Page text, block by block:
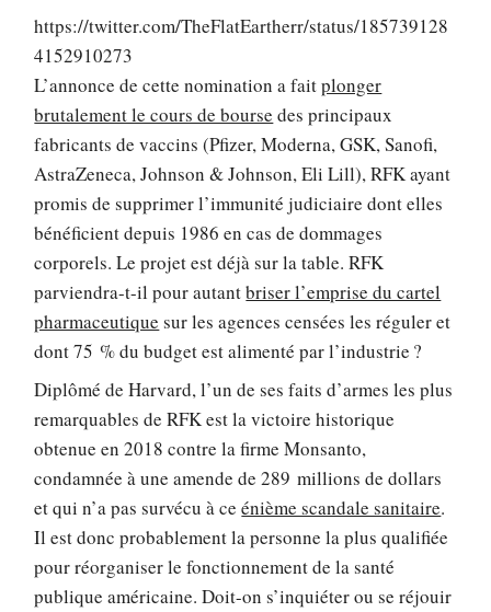
https://twitter.com/TheFlatEartherr/status/185739128
4152910273
L’annonce de cette nomination a faitplonger
brutalement le cours de bourse des principaux
fabricants de vaccins (Pfizer, Moderna, GSK, Sanofi,
AstraZeneca, Johnson & Johnson, Eli Lill), RFK ayant
promis de supprimer l’immunité judiciaire dont elles
bénéficient depuis 1986 en cas de dommages
corporels. Le projet est déjà sur la table. RFK
parviendra-t-il pour autantbriser l’emprise du cartel
pharmaceutique sur les agences censées les réguler et
dont 75 % du budget est alimenté par l’industrie ?
Diplômé de Harvard, l’un de ses faits d’armes les plus
remarquables de RFK est la victoire historique
obtenue en 2018 contre la firme Monsanto,
condamnée à une amende de 289 millions de dollars
et qui n’a pas survécu à ceénième scandale sanitaire.
Il est donc probablement la personne la plus qualifiée
pour réorganiser le fonctionnement de la santé
publique américaine. Doit-on s’inquiéter ou se réjouir